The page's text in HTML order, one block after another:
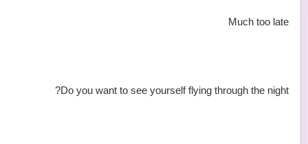
Much too late
Do you want to see yourself flying through the night?